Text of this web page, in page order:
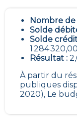
Nombre
Solde
Solde
1 284
Résultat :
À partir du
publiques
2020), Le